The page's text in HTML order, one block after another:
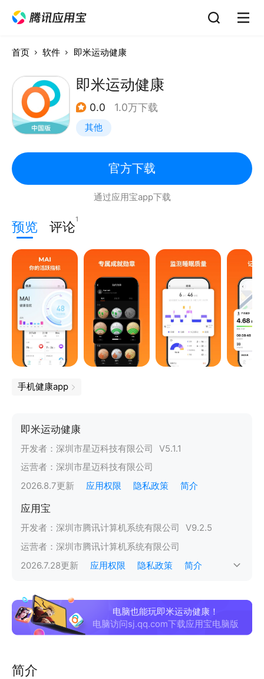
首页 软件 即米运动健康
即米运动健康
0.0 1.0万下载
其他
官方下载
通过应用宝app下载
预览 评论1
手机健康app
即米运动健康
开发者： 深圳市星迈科技有限公司 V5.1.1
运营者： 深圳市星迈科技有限公司
2026.8.7更新 应用权限 隐私政策 简介
应用宝
开发者： 深圳市腾讯计算机系统有限公司 V9.2.5
运营者： 深圳市腾讯计算机系统有限公司
2026.7.28更新 应用权限 隐私政策 简介
电脑也能玩即米运动健康！
电脑访问sj.qq.com下载应用宝电脑版
简介